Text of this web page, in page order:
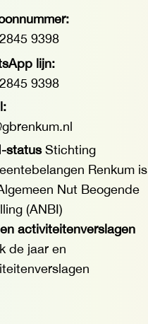
9398
lijn:
9398
statusStichting
Renkum is
Nut Beogende
(ANBI)
activiteitenverslagen
de jaar en